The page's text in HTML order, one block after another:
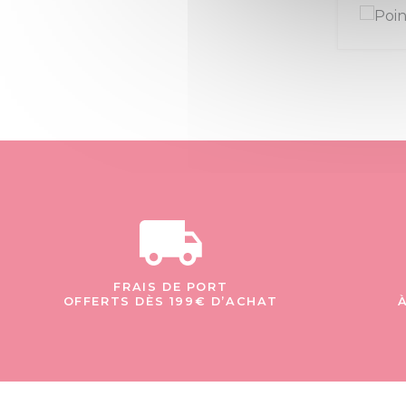
FRAIS DE PORT
OFFERTS DÈS 199€ D’ACHAT